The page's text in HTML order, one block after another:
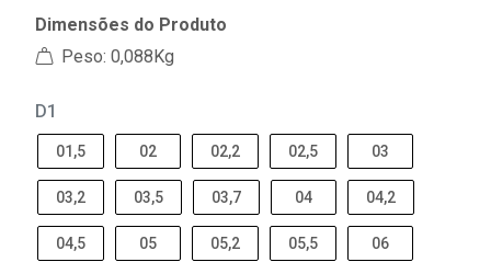
Dimensões do Produto
Peso: 0,088Kg
D1
01,5 02 02,2 02,5 03
03,2 03,5 03,7 04 04,2
04,5 05 05,2 05,5 06